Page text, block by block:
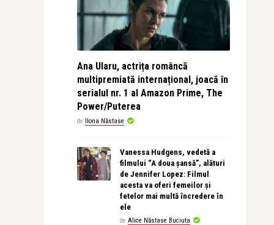
Ana Ularu, actrița româncă
multipremiată internațional, joacă în
serialul nr. 1 al Amazon Prime, The
Power/Puterea
de Ilona Năstase
Vanessa Hudgens, vedetă a
filmului “A doua șansă”, alături
de Jennifer Lopez: Filmul
acesta va oferi femeilor și
fetelor mai multă încredere în
ele
de Alice Năstase Buciuta